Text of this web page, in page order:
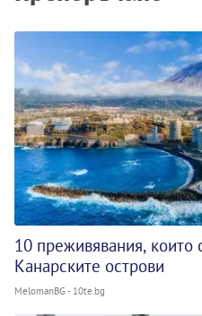
10 преживявания, които
Канарските острови
MelomanBG - 10te.bg